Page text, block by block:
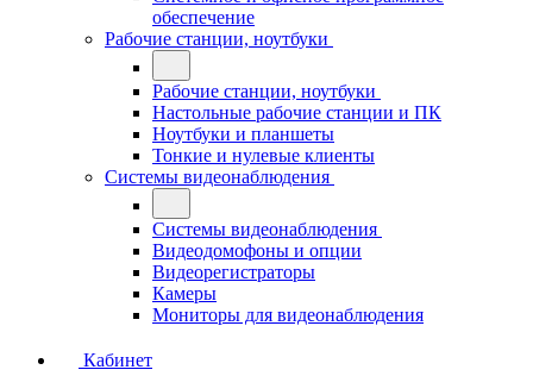
обеспечение
Рабочие станции, ноутбуки
Рабочие станции, ноутбуки
Настольные рабочие станции и ПК
Ноутбуки и планшеты
Тонкие и нулевые клиенты
Системы видеонаблюдения
Системы видеонаблюдения
Видеодомофоны и опции
Видеорегистраторы
Камеры
Мониторы для видеонаблюдения
Кабинет